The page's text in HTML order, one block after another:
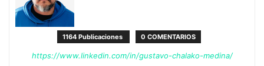
1164 Publicaciones 0 COMENTARIOS
https://www.linkedin.com/in/gustavo-chalako-medina/